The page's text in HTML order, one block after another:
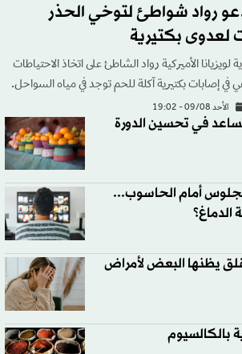
رواد شواطئ لتوخي الحذر
بكتيرية
الأميركية رواد الشاطئ على اتخاذ الاحتياطات
في إصابات بكتيرية آكلة للحم توجد في مياه السواحل.
الأحد 09/08 - 19:02
في تحسين الدورة
أمام الحاسوب...
الدماغ؟
يظنها البعض لأمراض